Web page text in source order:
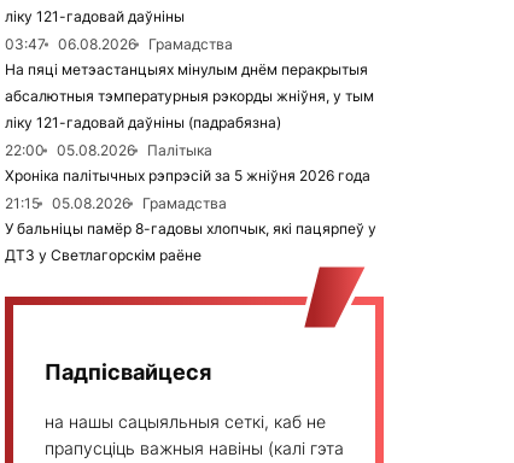
ліку 121-гадовай даўніны
03:47
06.08.2026
Грамадства
На пяці метэастанцыях мінулым днём перакрытыя
абсалютныя тэмпературныя рэкорды жніўня, у тым
ліку 121-гадовай даўніны (падрабязна)
22:00
05.08.2026
Палітыка
Хроніка палітычных рэпрэсій за 5 жніўня 2026 года
21:15
05.08.2026
Грамадства
У бальніцы памёр 8-гадовы хлопчык, які пацярпеў у
ДТЗ у Светлагорскім раёне
Падпісвайцеся
на нашы сацыяльныя сеткі, каб не
прапусціць важныя навіны (калі гэта